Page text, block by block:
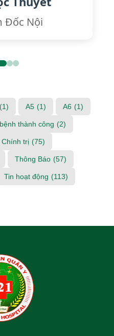
Đốc Nội
(1) A5 (1) A6 (1)
thành công (2)
trị (75)
Thông Báo (57)
Tin hoạt động (113)